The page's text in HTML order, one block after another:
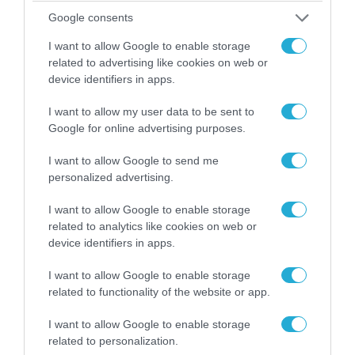
Google consents
I want to allow Google to enable storage
related to advertising like cookies on web or
device identifiers in apps.
I want to allow my user data to be sent to
Google for online advertising purposes.
I want to allow Google to send me
personalized advertising.
I want to allow Google to enable storage
related to analytics like cookies on web or
device identifiers in apps.
I want to allow Google to enable storage
related to functionality of the website or app.
I want to allow Google to enable storage
related to personalization.
06.08.2026 | 09:03
«Οι εντελώς αθώοι»: Η ανάρτηση του Αρκά για
τα ζώα που χάθηκαν στις πυρκαγιές της
Αττικής (φωτο)